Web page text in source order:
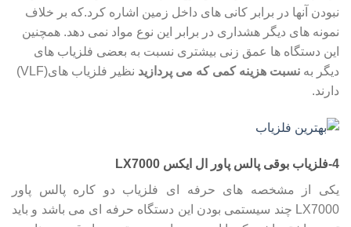
نبودن آنها در برابر کانی های داخل زمین اشاره کرد.که بر خلاف
نمونه های دیگر هشداری در برابر این نوع مواد نمی دهد. همچنین
این دستگاه ها عمق زنی بیشتری نسبت به بعضی فلزیاب های
دیگر به نسبت هزینه کمی که می پردازید
نظیر فلزیاب های(VLF)
دارند.
4-فلزیاب بوقی پالس پاور ال ایکس LX7000
یکی از مشخصه های حرفه ای فلزیاب دو کاره پالس پاور
LX7000 چند سیستمی بودن این دستگاه حرفه ای می باشد و باید